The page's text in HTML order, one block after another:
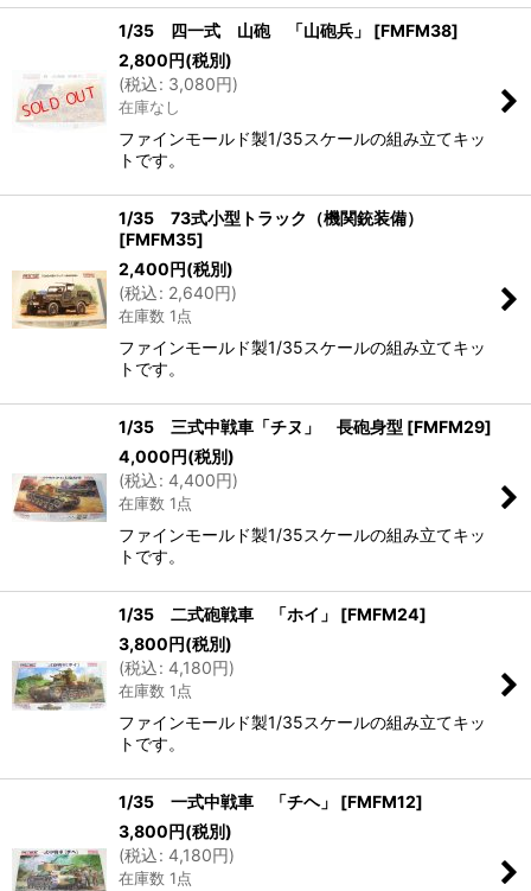
1/35 四一式 山砲 「山砲兵」 [FMFM38]
2,800円(税別)
(税込: 3,080円)
在庫なし
ファインモールド製1/35スケールの組み立てキッ
トです。
1/35 73式小型トラック（機関銃装備）
[FMFM35]
2,400円(税別)
(税込: 2,640円)
在庫数 1点
ファインモールド製1/35スケールの組み立てキッ
トです。
1/35 三式中戦車「チヌ」 長砲身型 [FMFM29]
4,000円(税別)
(税込: 4,400円)
在庫数 1点
ファインモールド製1/35スケールの組み立てキッ
トです。
1/35 二式砲戦車 「ホイ」 [FMFM24]
3,800円(税別)
(税込: 4,180円)
在庫数 1点
ファインモールド製1/35スケールの組み立てキッ
トです。
1/35 一式中戦車 「チヘ」 [FMFM12]
3,800円(税別)
(税込: 4,180円)
在庫数 1点